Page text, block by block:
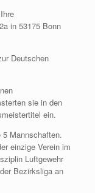
in 53175 Bonn
Deutschen
sie in den
ein.
Mannschaften.
einzige Verein im
Luftgewehr
Bezirksliga an